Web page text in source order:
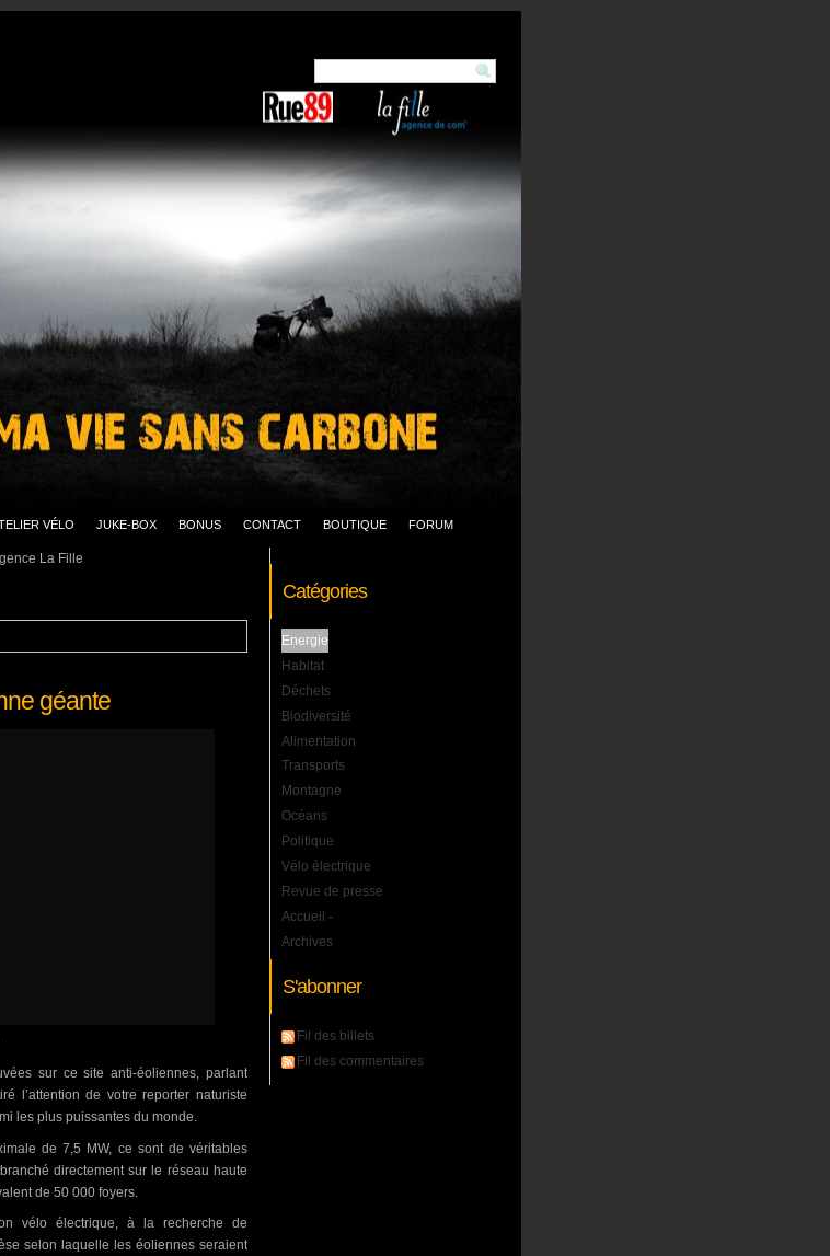
La Fille
VÉLO JUKE-BOX BONUS CONTACT BOUTIQUE FORUM
géante
sur ce site anti-éoliennes, parlant
l’attention de votre reporter naturiste
les plus puissantes du monde.
de 7,5 MW, ce sont de véritables
directement sur le réseau haute
de 50 000 foyers.
vélo électrique, à la recherche de
selon laquelle les éoliennes seraient
Catégories
Energie
Habitat
Déchets
Biodiversité
Alimentation
Transports
Montagne
Océans
Politique
Vélo électrique
Revue de presse
Accueil -
Archives
S'abonner
Fil des billets
Fil des commentaires